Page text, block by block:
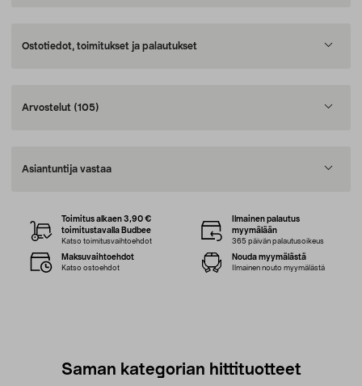
Ostotiedot, toimitukset ja palautukset
Arvostelut (105)
Asiantuntija vastaa
Toimitus alkaen 3,90 €
toimitustavalla Budbee
Katso toimitusvaihtoehdot
Ilmainen palautus
myymälään
365 päivän palautusoikeus
Maksuvaihtoehdot
Katso ostoehdot
Nouda myymälästä
Ilmainen nouto myymälästä
Saman kategorian hittituotteet